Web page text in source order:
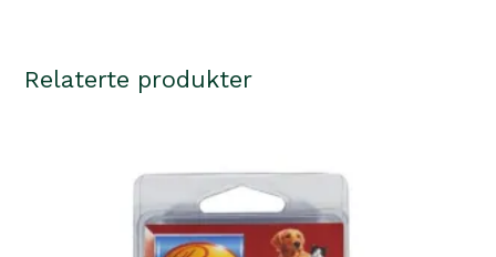
Relaterte produkter